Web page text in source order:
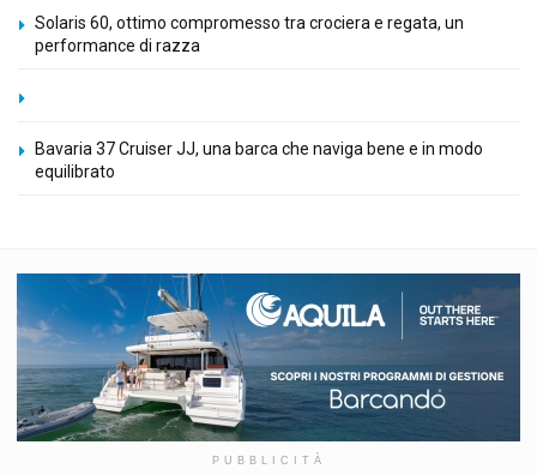
Solaris 60, ottimo compromesso tra crociera e regata, un
performance di razza
Bavaria 37 Cruiser JJ, una barca che naviga bene e in modo
equilibrato
PUBBLICITÀ